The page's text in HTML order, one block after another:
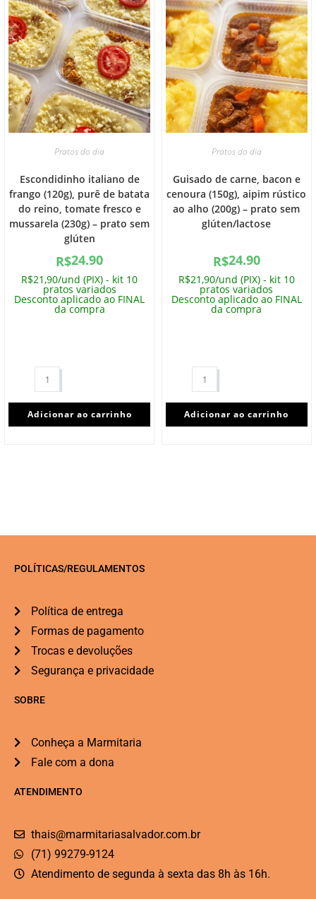
Pratos do dia
Escondidinho italiano de
frango (120g), purê de batata
do reino, tomate fresco e
mussarela (230g) – prato sem
glúten
R$24.90
R$21,90/und (PIX) - kit 10
pratos variados
Desconto aplicado ao FINAL
da compra
Adicionar ao carrinho
Pratos do dia
Guisado de carne, bacon e
cenoura (150g), aipim rústico
ao alho (200g) – prato sem
glúten/lactose
R$24.90
R$21,90/und (PIX) - kit 10
pratos variados
Desconto aplicado ao FINAL
da compra
Adicionar ao carrinho
POLÍTICAS/REGULAMENTOS
Política de entrega
Formas de pagamento
Trocas e devoluções
Segurança e privacidade
SOBRE
Conheça a Marmitaria
Fale com a dona
ATENDIMENTO
thais@marmitariasalvador.com.br
(71) 99279-9124
Atendimento de segunda à sexta das 8h às 16h.